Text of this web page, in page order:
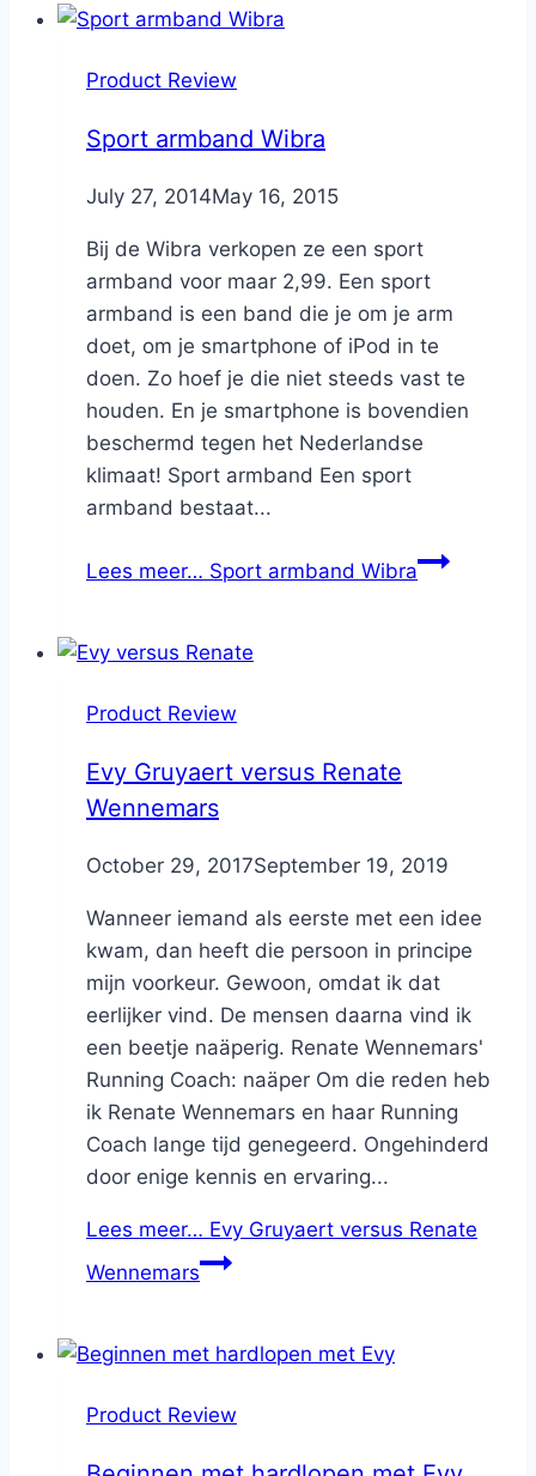
Product Review
Sport armband Wibra
ByNicole
July 27, 2014May 16, 2015
Bij de Wibra verkopen ze een sport
armband voor maar 2,99. Een sport
armband is een band die je om je arm
doet, om je smartphone of iPod in te
doen. Zo hoef je die niet steeds vast te
houden. En je smartphone is bovendien
beschermd tegen het Nederlandse
klimaat! Sport armband Een sport
armband bestaat...
Lees meer… Sport armband Wibra
Product Review
Evy Gruyaert versus Renate
Wennemars
ByNicole
October 29, 2017September 19, 2019
Wanneer iemand als eerste met een idee
kwam, dan heeft die persoon in principe
mijn voorkeur. Gewoon, omdat ik dat
eerlijker vind. De mensen daarna vind ik
een beetje naäperig. Renate Wennemars'
Running Coach: naäper Om die reden heb
ik Renate Wennemars en haar Running
Coach lange tijd genegeerd. Ongehinderd
door enige kennis en ervaring...
Lees meer… Evy Gruyaert versus Renate
Wennemars
Product Review